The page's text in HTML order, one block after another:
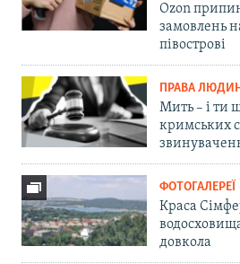
Ozon
замовлень
півострові
ПРАВА
Мить – і ти
кримських
ФОТОГАЛЕРЕЇ
Краса
довкола